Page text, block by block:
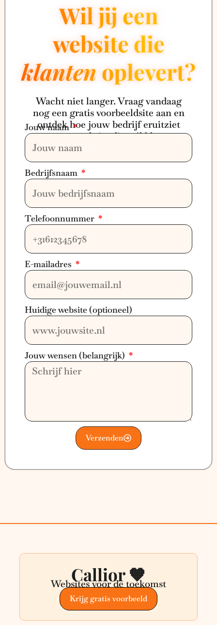
Wil jij een
website die
klantenoplevert?
Wacht niet langer. Vraag vandaag
nog een gratis voorbeeldsite aan en
ontdek hoe jouw bedrijf eruitziet
met een website die wél klanten
Jouw naam
Bedrijfsnaam
Telefoonnummer
E-mailadres
Huidige website (optioneel)
Jouw wensen (belangrijk)
Verzenden
Callior 🧡
Websites voor de toekomst
Krijg gratis voorbeeld